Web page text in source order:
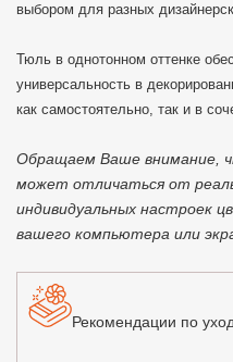
выбором для разных
Тюль в однотонном оттенке
универсальность в
как самостоятельно, так и в
Обращаем Ваше внимание,
может отличаться от
индивидуальных настроек
вашего компьютера или
Рекомендации по